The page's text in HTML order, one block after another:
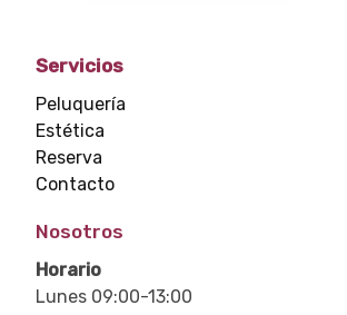
Servicios
Peluquería
Estética
Reserva
Contacto
Nosotros
Horario
Lunes 09:00-13:00